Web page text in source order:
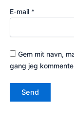
E-mail *
Gem mit navn,
gang jeg